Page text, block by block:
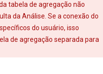
tabela de agregação não
da Análise. Se a conexão do
do usuário, isso
de agregação separada para